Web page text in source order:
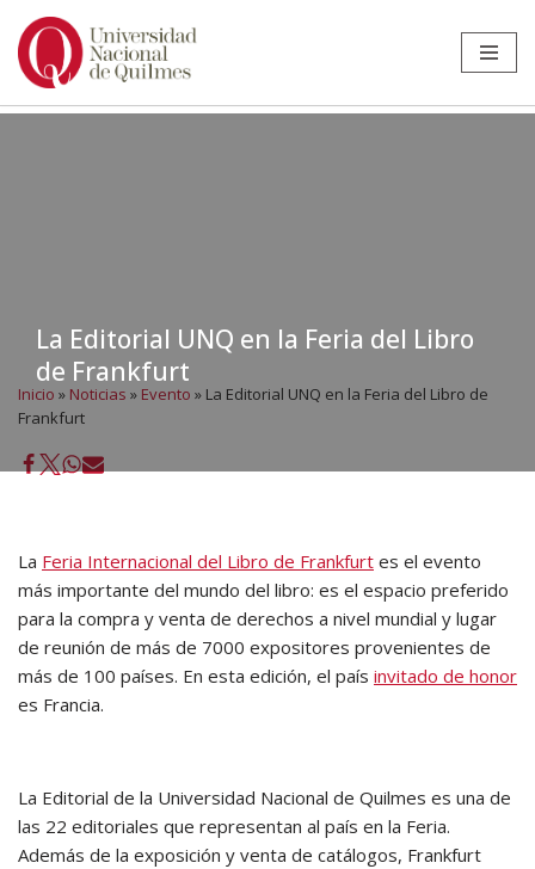
Ir
La Editorial UNQ en la Feria del Libro
de Frankfurt
Inicio » Noticias » Evento » La Editorial UNQ en la Feria del Libro de
Frankfurt
La Feria Internacional del Libro de Frankfurt es el evento
más importante del mundo del libro: es el espacio preferido
para la compra y venta de derechos a nivel mundial y lugar
de reunión de más de 7000 expositores provenientes de
más de 100 países. En esta edición, el país invitado de honor
es Francia.
La Editorial de la Universidad Nacional de Quilmes es una de
las 22 editoriales que representan al país en la Feria.
Además de la exposición y venta de catálogos, Frankfurt